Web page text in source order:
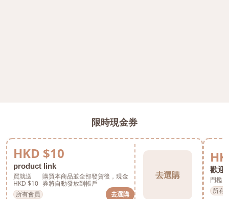
限時現金券
HKD $10
product link
買就送
HKD $10
購買本商品並全部發貨後，現金
券將自動發放到帳戶
所有會員
去選購
去選購
歡迎
門檻
所有